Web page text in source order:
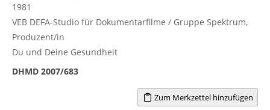
1981
VEB DEFA-Studio für Dokumentarfilme / Gruppe Spektrum,
Produzent/in
Du und Deine Gesundheit
DHMD 2007/683
Zum Merkzettel hinzufügen